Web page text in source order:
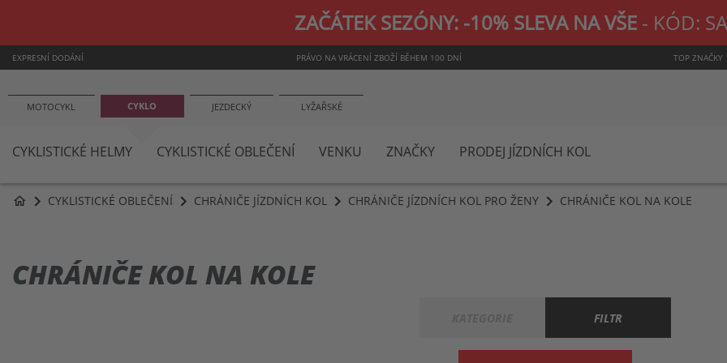
ZAČÁTEK SEZÓNY: -10% SLEVA NA VŠE - KÓD:
EXPRESNÍ DODÁNÍ PRÁVO NA VRÁCENÍ ZBOŽÍ BĚHEM 100 DNÍ TOP ZNAČKY
MOTOCYKL CYKLO JEZDECKÝ LYŽAŘSKÉ
CYKLISTICKÉ HELMY CYKLISTICKÉ OBLEČENÍ VENKU ZNAČKY PRODEJ JÍZDNÍCH KOL
home CYKLISTICKÉ OBLEČENÍ CHRÁNIČE JÍZDNÍCH KOL CHRÁNIČE JÍZDNÍCH KOL PRO ŽENY CHRÁNIČE KOL NA KOLE
CHRÁNIČE KOL NA KOLE
FILTR